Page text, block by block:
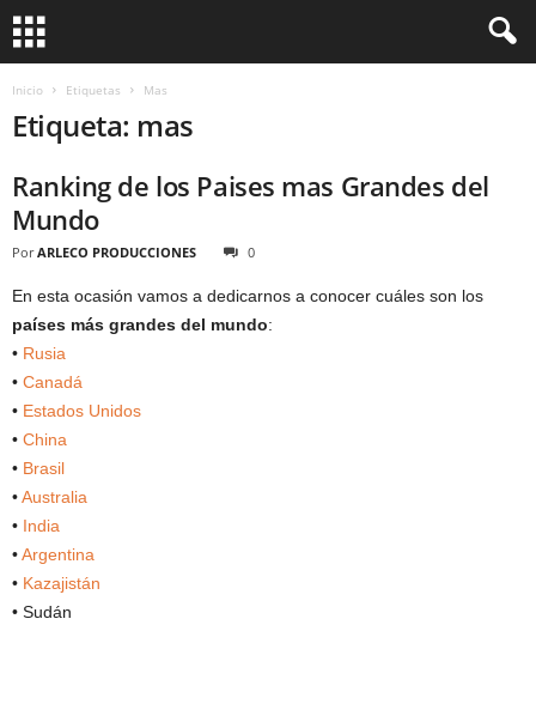
Inicio Etiquetas Mas
Etiqueta: mas
Ranking de los Paises mas Grandes del
Mundo
Por ARLECO PRODUCCIONES 0
En esta ocasión vamos a dedicarnos a conocer cuáles son los
países más grandes del mundo:
• Rusia
• Canadá
• Estados Unidos
• China
• Brasil
•Australia
• India
•Argentina
• Kazajistán
• Sudán